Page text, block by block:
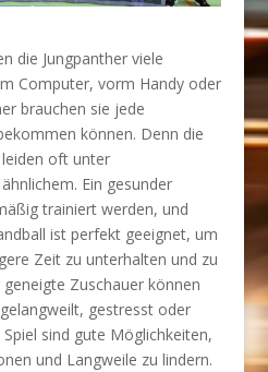
die Jungpanther viele
Computer, vorm Handy oder
brauchen sie jede
können. Denn die
oft unter
Ein gesunder
trainiert werden, und
ist perfekt geeignet, um
Zeit zu unterhalten und zu
Zuschauer können
gestresst oder
sind gute Möglichkeiten,
und Langweile zu lindern.